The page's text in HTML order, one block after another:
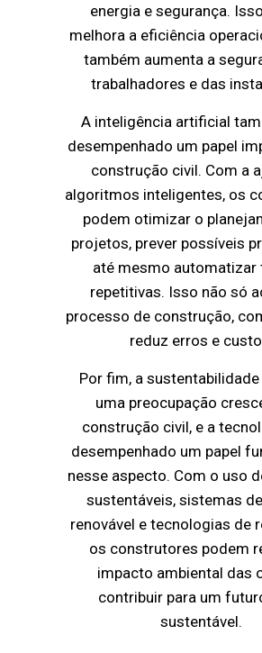
energia e segurança.
melhora a eficiência
também aumenta a
trabalhadores e das
A inteligência artificial
desempenhado um papel
construção civil. Com a
algoritmos inteligentes, os
podem otimizar o
projetos, prever possíveis
até mesmo automatizar
repetitivas. Isso não só
processo de construção,
reduz erros e
Por fim, a
uma preocupação
construção civil, e a
desempenhado um papel
nesse aspecto. Com o uso
sustentáveis, sistemas
renovável e tecnologias de
os construtores podem
impacto ambiental das
contribuir para um
sustentável.